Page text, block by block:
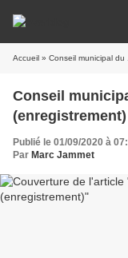
Accueil » Conseil municipal
Conseil
(enregistrement)
Publié le 01/09/2020 à
Par Marc Jammet